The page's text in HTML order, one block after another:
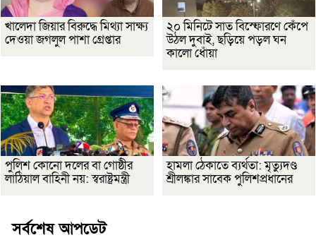
খালেদা জিয়ার বিরুদ্ধে মিথ্যা সাক্ষ্য
দেওয়া জগলুল পাশা গ্রেপ্তার
২০ মিনিটে সাত বিস্ফোরণে কেঁপে
উঠল দুবাই, ছড়িয়ে পড়ল ঘন
কালো ধোঁয়া
পুলিশ কোনো দলের বা গোষ্ঠীর
লাঠিয়াল বাহিনী নয়: স্বরাষ্ট্রমন্ত্রী
হামলা ঠেকাতে ব্যর্থতা: মৃত্যুদণ্ড
শ্রীলঙ্কার সাবেক পুলিশপ্রধানের
সর্বশেষ আপডেট